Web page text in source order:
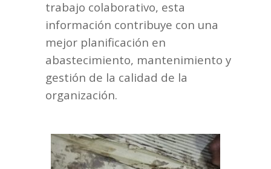
trabajo colaborativo, esta
información contribuye con una
mejor planificación en
abastecimiento, mantenimiento y
gestión de la calidad de la
organización.